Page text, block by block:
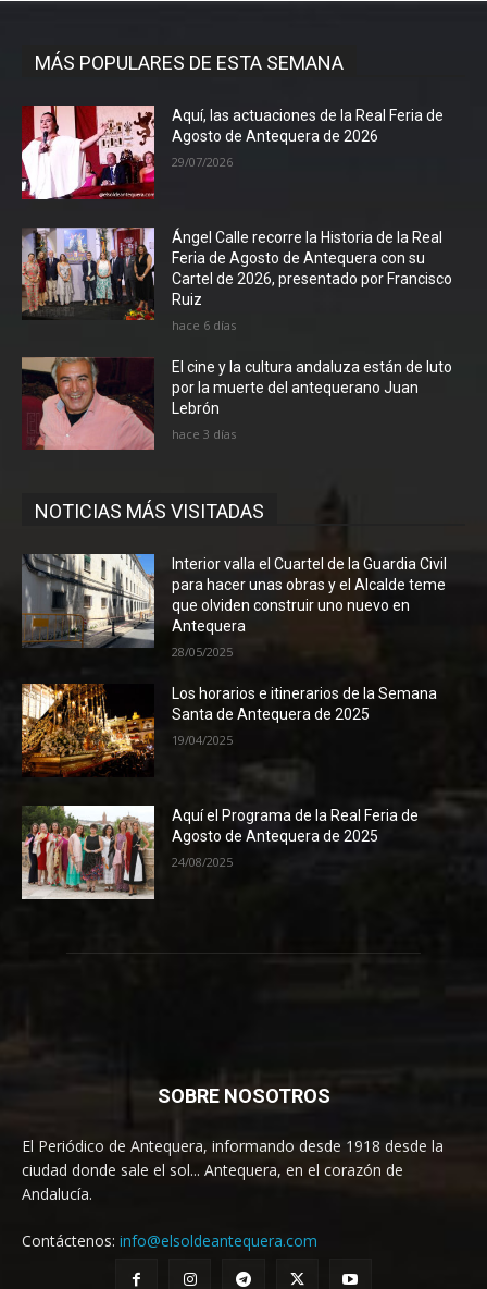
MÁS POPULARES DE ESTA SEMANA
Aquí, las actuaciones de la Real Feria de
Agosto de Antequera de 2026
29/07/2026
Ángel Calle recorre la Historia de la Real
Feria de Agosto de Antequera con su
Cartel de 2026, presentado por Francisco
Ruiz
hace 6 días
El cine y la cultura andaluza están de luto
por la muerte del antequerano Juan
Lebrón
hace 3 días
NOTICIAS MÁS VISITADAS
Interior valla el Cuartel de la Guardia Civil
para hacer unas obras y el Alcalde teme
que olviden construir uno nuevo en
Antequera
28/05/2025
Los horarios e itinerarios de la Semana
Santa de Antequera de 2025
19/04/2025
Aquí el Programa de la Real Feria de
Agosto de Antequera de 2025
24/08/2025
SOBRE NOSOTROS
El Periódico de Antequera, informando desde 1918 desde la
ciudad donde sale el sol... Antequera, en el corazón de
Andalucía.
Contáctenos: info@elsoldeantequera.com